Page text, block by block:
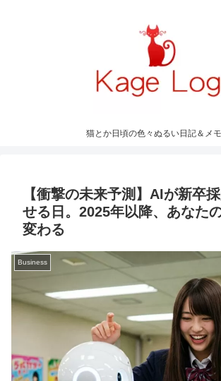
猫とか日頃の色々ぬるい日記＆メ
【衝撃の未来予測】AIが新卒
せる日。2025年以降、あなた
変わる
Business